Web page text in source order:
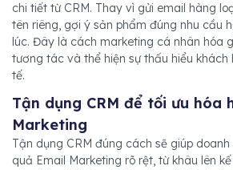
chi tiết từ CRM. Thay vì gửi email hàng
tên riêng, gợi ý sản phẩm đúng nhu cầu
lúc. Đây là cách marketing cá nhân hóa
tương tác và thể hiện sự thấu hiểu
tế.
Tận dụng CRM để tối ưu hóa
Marketing
Tận dụng CRM đúng cách sẽ giúp
quả Email Marketing rõ rệt, từ khâu lên